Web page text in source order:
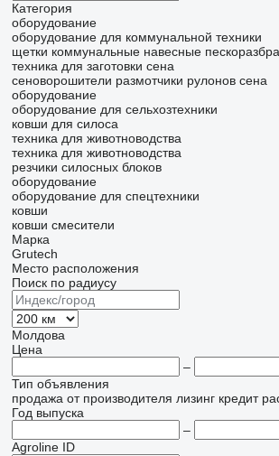
Категория
оборудование
оборудование для коммунальной техники
щетки коммунальные навесные
техника для заготовки сена
сеноворошители размотчики рулонов сена
оборудование
оборудование для сельхозтехники
ковши для силоса
техника для животноводства
техника для животноводства
резчики силосных блоков
оборудование
оборудование для спецтехники
ковши
ковши смесители
Марка
Grutech
Место расположения
Поиск по радиусу
Молдова
Цена
–
Тип объявления
продажа от производителя лизинг кредит
Год выпуска
–
Agroline ID